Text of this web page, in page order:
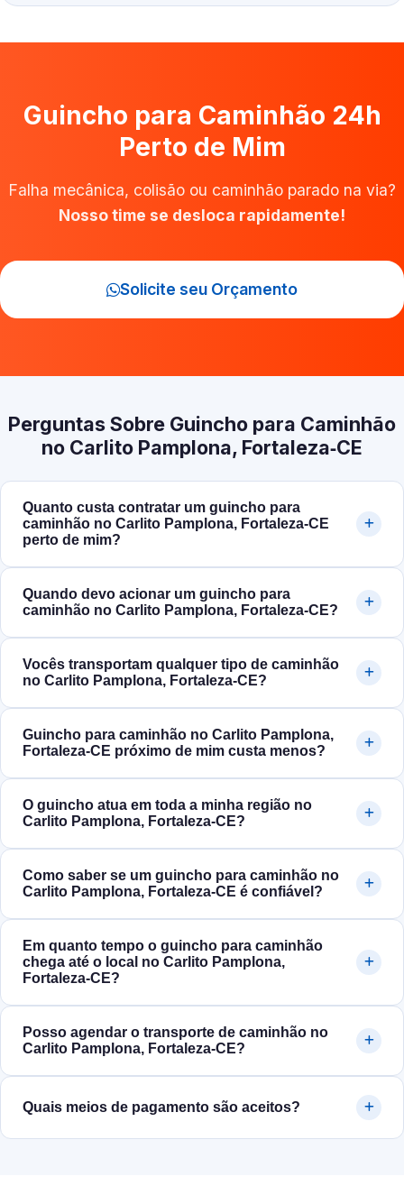
Guincho para Caminhão 24h
Perto de Mim
Falha mecânica, colisão ou caminhão parado na via?
Nosso time se desloca rapidamente!
Solicite seu Orçamento
Perguntas Sobre Guincho para Caminhão
no Carlito Pamplona, Fortaleza‑CE
Quanto custa contratar um guincho para
caminhão no Carlito Pamplona, Fortaleza‑CE
perto de mim?
Quando devo acionar um guincho para
caminhão no Carlito Pamplona, Fortaleza‑CE?
Vocês transportam qualquer tipo de caminhão
no Carlito Pamplona, Fortaleza‑CE?
Guincho para caminhão no Carlito Pamplona,
Fortaleza‑CE próximo de mim custa menos?
O guincho atua em toda a minha região no
Carlito Pamplona, Fortaleza‑CE?
Como saber se um guincho para caminhão no
Carlito Pamplona, Fortaleza‑CE é confiável?
Em quanto tempo o guincho para caminhão
chega até o local no Carlito Pamplona,
Fortaleza‑CE?
Posso agendar o transporte de caminhão no
Carlito Pamplona, Fortaleza‑CE?
Quais meios de pagamento são aceitos?